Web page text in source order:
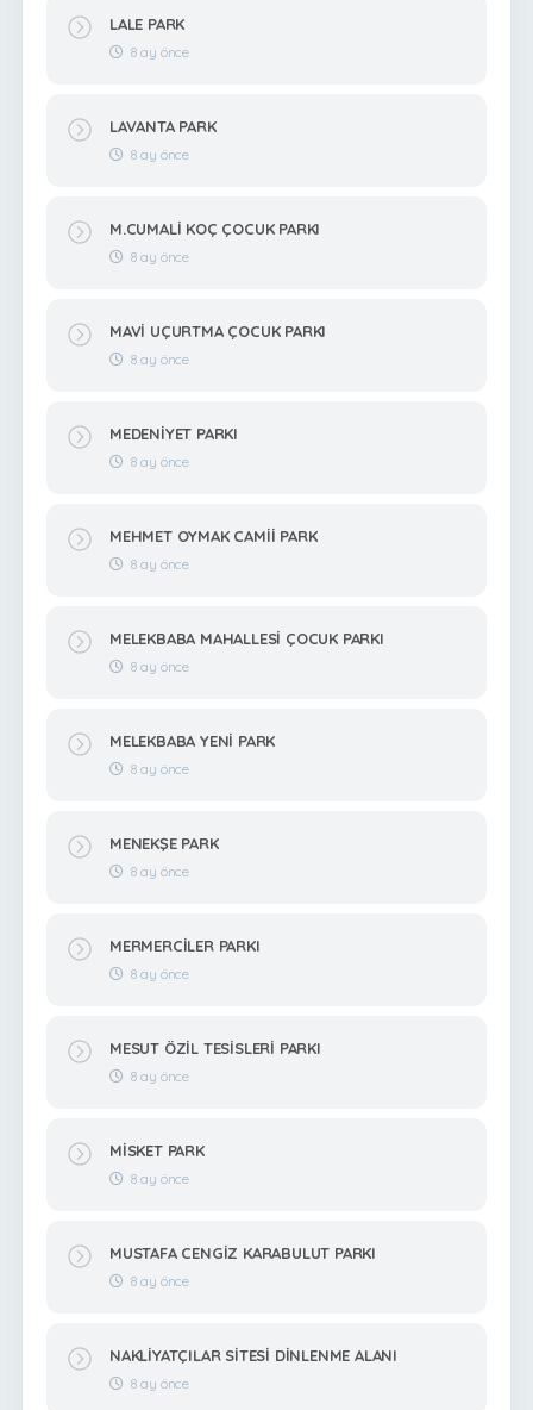
LALE PARK
8 ay önce
LAVANTA PARK
8 ay önce
M.CUMALİ KOÇ ÇOCUK PARKI
8 ay önce
MAVİ UÇURTMA ÇOCUK PARKI
8 ay önce
MEDENİYET PARKI
8 ay önce
MEHMET OYMAK CAMİİ PARK
8 ay önce
MELEKBABA MAHALLESİ ÇOCUK PARKI
8 ay önce
MELEKBABA YENİ PARK
8 ay önce
MENEKŞE PARK
8 ay önce
MERMERCİLER PARKI
8 ay önce
MESUT ÖZİL TESİSLERİ PARKI
8 ay önce
MİSKET PARK
8 ay önce
MUSTAFA CENGİZ KARABULUT PARKI
8 ay önce
NAKLİYATÇILAR SİTESİ DİNLENME ALANI
8 ay önce